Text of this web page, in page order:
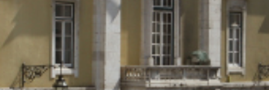
ACÇÃO DE
IMPUGNAÇÃO DE
DESPEDIMENTO